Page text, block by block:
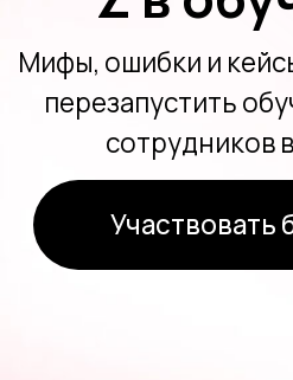
Этот вебинар для
вас, если вы…